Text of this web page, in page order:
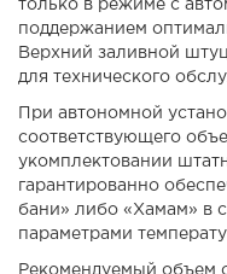
только в режиме с
поддержанием
Верхний заливной
для технического
При автономной
соответствующего
укомплектовании
гарантированно
бани» либо «Хамам» в
параметрами
Рекомендуемый объем